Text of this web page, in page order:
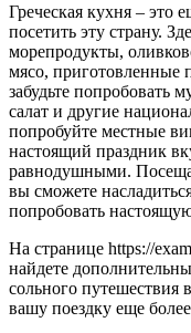
Греческая кухня – это
посетить эту страну.
морепродукты,
мясо, приготовленные
забудьте попробовать
салат и другие
попробуйте местные
настоящий праздник
равнодушными.
вы сможете
попробовать
На странице https://
найдете
сольного путешествия
вашу поездку еще